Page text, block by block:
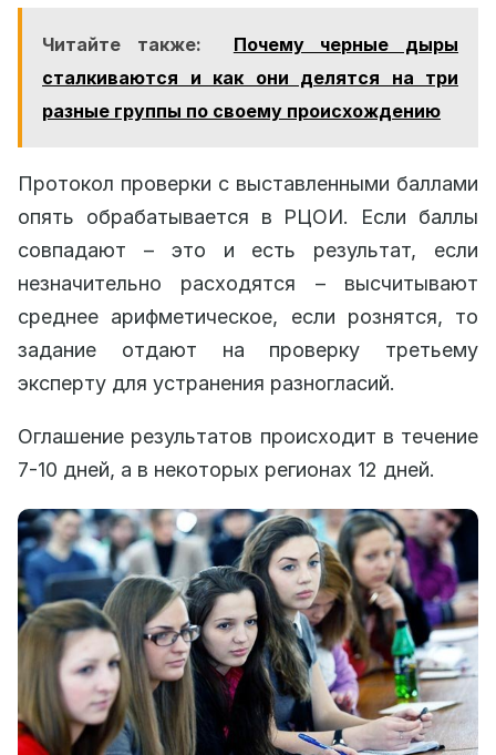
Читайте также:
Почему черные дыры
сталкиваются и как они делятся на три
разные группы по своему происхождению
Протокол проверки с выставленными баллами
опять обрабатывается в РЦОИ. Если баллы
совпадают – это и есть результат, если
незначительно расходятся – высчитывают
среднее арифметическое, если рознятся, то
задание отдают на проверку третьему
эксперту для устранения разногласий.
Оглашение результатов происходит в течение
7-10 дней, а в некоторых регионах 12 дней.